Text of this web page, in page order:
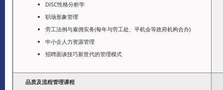
DISC性格分析学
职场形象管理
劳工法例与雇佣实务(每年与劳工处、平机会等政府机构合办)
中小企人力资源管理
招聘面谈技巧新世代的管理模式
品质及流程管理课程